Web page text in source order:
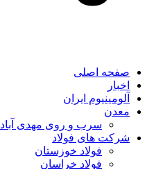
صفحه اصلی
اخبار
آلومینیوم ایران
معدن
سرب و روی مهدی آباد
شرکت های فولاد
فولاد خوزستان
فولاد خراسان